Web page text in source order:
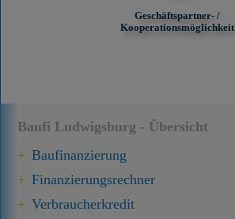
Baufi Ludwigsburg - Übersicht
Baufinanzierung
Finanzierungsrechner
Verbraucherkredit
Geschäftspartner- /
Kooperationsmöglichkeit